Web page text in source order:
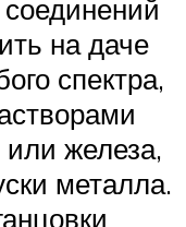
на даче
спектра,
железа,
металла.